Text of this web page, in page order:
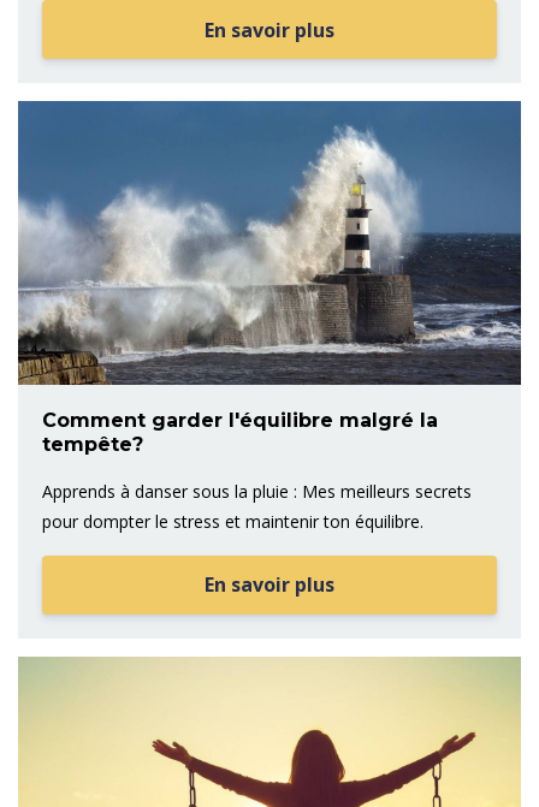
En savoir plus
Comment garder l'équilibre malgré la
tempête?
Apprends à danser sous la pluie : Mes meilleurs secrets
pour dompter le stress et maintenir ton équilibre.
En savoir plus